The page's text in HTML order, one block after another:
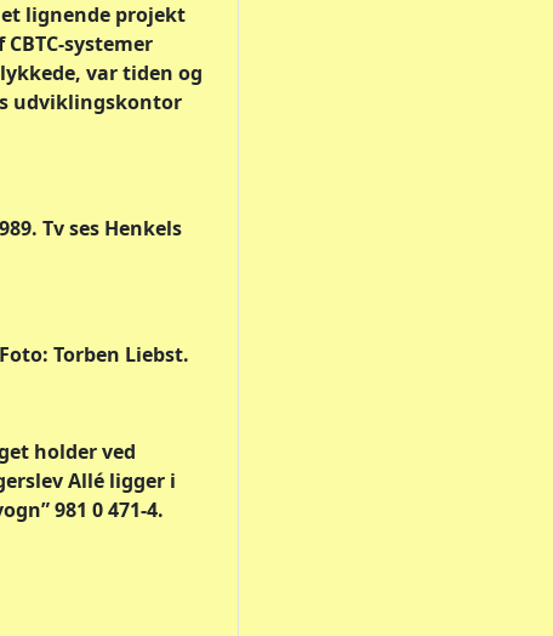
lignende projekt
systemer
var tiden og
udviklingskontor
Tv ses Henkels
Torben Liebst.
holder ved
Allé ligger i
981 0 471-4.